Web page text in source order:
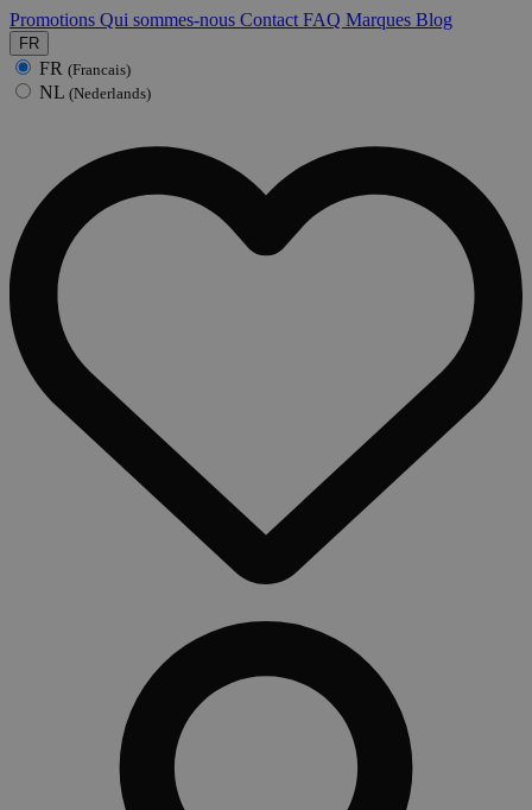
Promotions Qui sommes-nous Contact FAQ Marques Blog
FR
FR (Francais)
NL (Nederlands)